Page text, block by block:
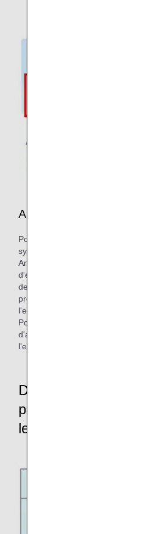
Application ANA
Pour les vols au départ d'un aéroport
système, les boutons « Changer de
Annuler/Modifier l'enregistrement » et
d'embarquement » n'apparaîtront pas
de l'application ANA 24 heures avant
prévue. Au lieu de cela, le bouton «
l'enregistrement/Consulter les
Pour l'enregistrement en ligne, les
d'autres fonctions, veuillez cliquer sur
l'enregistrement/Afficher les
Détails des restrictions
pour les aéroports
le nouveau système